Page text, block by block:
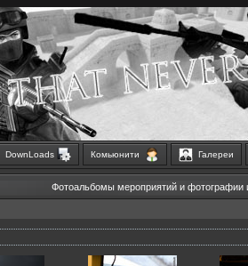
DownLoads Комьюнити Галереи
Фотоальбомы мероприятий и фотографии